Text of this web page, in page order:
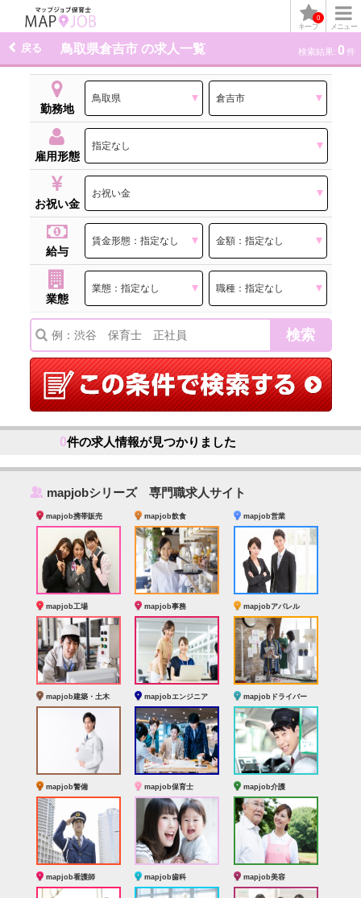
メニュー
キープ
0
鳥取県倉吉市 の求人一覧
戻る 検索結果: 0 件
勤務地
雇用形態
お祝い金
給与
業態
0件の求人情報が見つかりました
‰ mapjobシリーズ 専門職求人サイト
mapjob携帯販売 mapjob飲食 mapjob営業
mapjob工場 mapjob事務 mapjobアパレル
mapjob建築・土木 mapjobエンジニア mapjobドライバー
mapjob警備 mapjob保育士 mapjob介護
mapjob看護師 mapjob歯科 mapjob美容